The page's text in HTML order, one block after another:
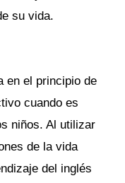
su vida.
en el principio de
cuando es
niños. Al utilizar
de la vida
del inglés